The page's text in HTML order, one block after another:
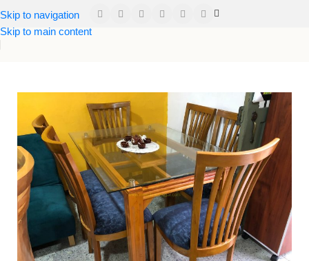
Skip to navigation
Skip to main content